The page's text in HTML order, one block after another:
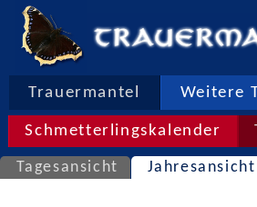
Trauermantel Weitere
Schmetterlingskalender
Tagesansicht Jahresansicht